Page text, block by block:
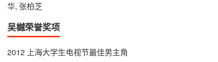
华, 张柏芝
吴樾荣誉奖项
2012 上海大学生电视节最佳男主角